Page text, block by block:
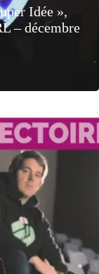
Idée »,
– décembre